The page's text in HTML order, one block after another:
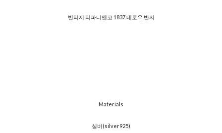
빈티지 티파니앤코 1837 네로우 반지
Materials
실버(silver925)